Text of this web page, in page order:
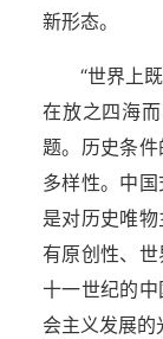
新形态。
“世界上
在放之四海
题。历史条
多样性。中国
是对历史唯
有原创性、
十一世纪的
会主义发展的